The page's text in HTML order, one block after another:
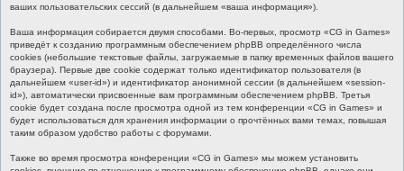
ваших пользовательских сессий (в дальнейшем «ваша информация»).
Ваша информация собирается двумя способами. Во-первых, просмотр «CG in Games»
приведёт к созданию программным обеспечением phpBB определённого числа
cookies (небольшие текстовые файлы, загружаемые в папку временных файлов вашего
браузера). Первые две cookie содержат только идентификатор пользователя (в
дальнейшем «user-id») и идентификатор анонимной сессии (в дальнейшем «session-
id»), автоматически присвоенные вам программным обеспечением phpBB. Третья
cookie будет создана после просмотра одной из тем конференции «CG in Games» и
будет использоваться для хранения информации о прочтённых вами темах, повышая
таким образом удобство работы с форумами.
Также во время просмотра конференции «CG in Games» мы можем установить